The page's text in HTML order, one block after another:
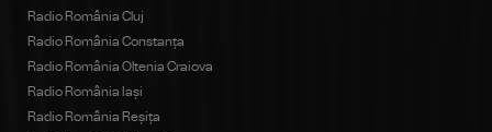
Radio România Cluj
Radio România Constanța
Radio România Oltenia Craiova
Radio România Iași
Radio România Reșița